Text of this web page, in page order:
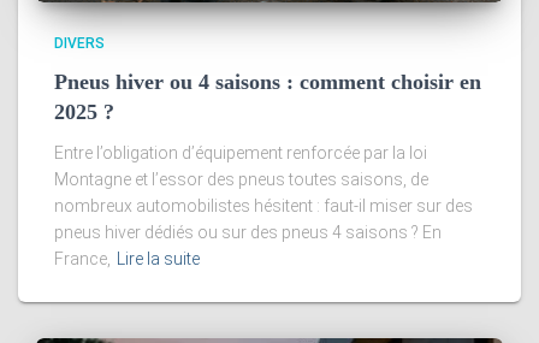
DIVERS
Pneus hiver ou 4 saisons : comment choisir en
2025 ?
Entre l’obligation d’équipement renforcée par la loi
Montagne et l’essor des pneus toutes saisons, de
nombreux automobilistes hésitent : faut-il miser sur des
pneus hiver dédiés ou sur des pneus 4 saisons ? En
France,
Lire la suite